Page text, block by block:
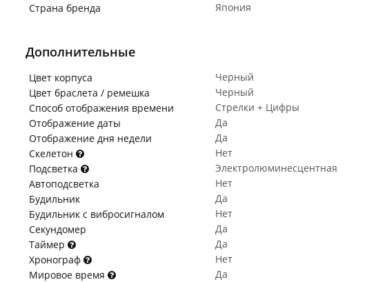
Страна бренда
Япония
Дополнительные
Цвет корпуса
Черный
Цвет браслета / ремешка
Черный
Способ отображения времени
Стрелки + Цифры
Отображение даты
Да
Отображение дня недели
Да
Скелетон
Нет
Подсветка
Электролюминесцентная
Автоподсветка
Нет
Будильник
Да
Будильник с вибросигналом
Нет
Секундомер
Да
Таймер
Да
Хронограф
Нет
Мировое время
Да